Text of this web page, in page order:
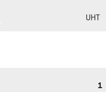
UHT
1